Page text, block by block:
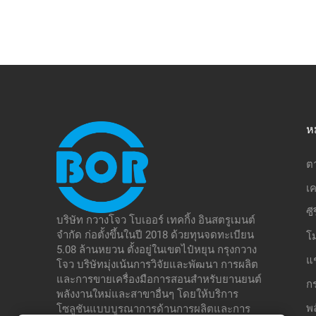
บริษัท กวางโจว โบเออร์ เทคกิ้ง อินสตรูเมนต์
จำกัด ก่อตั้งขึ้นในปี 2018 ด้วยทุนจดทะเบียน
5.08 ล้านหยวน ตั้งอยู่ในเขตไป๋หยุน กรุงกวาง
โจว บริษัทมุ่งเน้นการวิจัยและพัฒนา การผลิต
และการขายเครื่องมือการสอนสำหรับยานยนต์
พลังงานใหม่และสาขาอื่นๆ โดยให้บริการ
โซลูชันแบบบูรณาการด้านการผลิตและการ
ห
ต
เ
ซี
โ
แ
ก
พ